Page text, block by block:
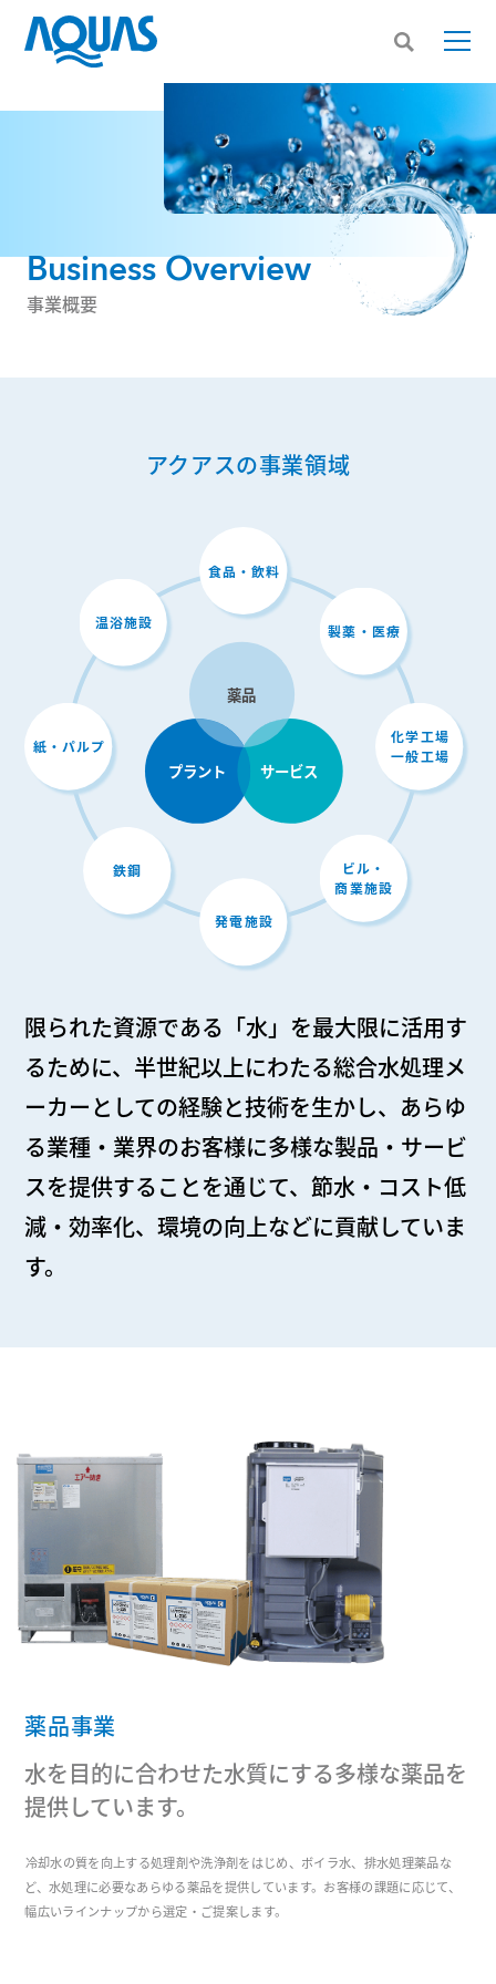
Business Overview
事業概要
アクアスの事業領域
限られた資源である「水」を最大限に活用す
るために、半世紀以上にわたる総合水処理メ
ーカーとしての経験と技術を生かし、あらゆ
る業種・業界のお客様に多様な製品・サービ
スを提供することを通じて、節水・コスト低
減・効率化、環境の向上などに貢献していま
す。
薬品事業
水を目的に合わせた水質にする多様な薬品を
提供しています。
冷却水の質を向上する処理剤や洗浄剤をはじめ、ボイラ水、排水処理薬品な
ど、水処理に必要なあらゆる薬品を提供しています。お客様の課題に応じて、
幅広いラインナップから選定・ご提案します。